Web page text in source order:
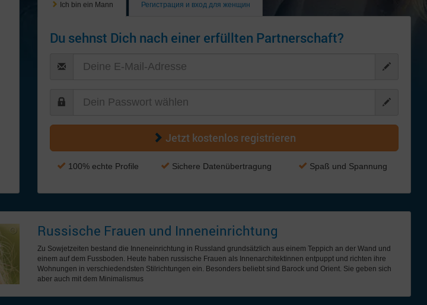
Ich bin ein Mann Регистрация и вход для женщин
Du sehnst Dich nach einer erfüllten Partnerschaft?
Jetzt kostenlos registrieren
100% echte Profile Sichere Datenübertragung Spaß und Spannung
Russische Frauen und Inneneinrichtung
Zu Sowjetzeiten bestand die Inneneinrichtung in Russland grundsätzlich aus einem Teppich an der Wand und
einem auf dem Fussboden. Heute haben russische Frauen als Innenarchitektinnen entpuppt und richten ihre
Wohnungen in verschiedendsten Stilrichtungen ein. Besonders beliebt sind Barock und Orient. Sie geben sich
aber auch mit dem Minimalismus